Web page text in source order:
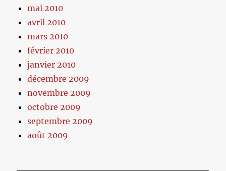
mai 2010
avril 2010
mars 2010
février 2010
janvier 2010
décembre 2009
novembre 2009
octobre 2009
septembre 2009
août 2009